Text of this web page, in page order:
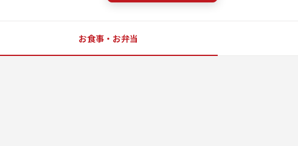
お食事・お弁当